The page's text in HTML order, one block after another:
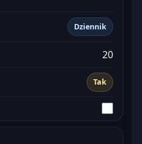
Dziennik
Tak
20